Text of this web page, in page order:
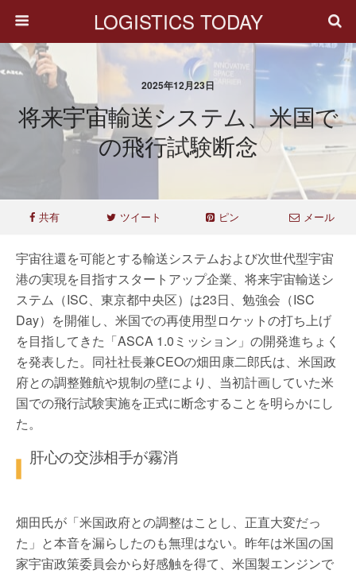
LOGISTICS TODAY
2025年12月23日
将来宇宙輸送システム、米国で
の飛行試験断念
共有 ツイート ピン メール
宇宙往還を可能とする輸送システムおよび次世代型宇宙
港の実現を目指すスタートアップ企業、将来宇宙輸送シ
ステム（ISC、東京都中央区）は23日、勉強会（ISC
Day）を開催し、米国での再使用型ロケットの打ち上げ
を目指してきた「ASCA 1.0ミッション」の開発進ちょく
を発表した。同社社長兼CEOの畑田康二郎氏は、米国政
府との調整難航や規制の壁により、当初計画していた米
国での飛行試験実施を正式に断念することを明らかにし
た。
肝心の交渉相手が霧消
畑田氏が「米国政府との調整はことし、正直大変だっ
た」と本音を漏らしたのも無理はない。昨年は米国の国
家宇宙政策委員会から好感触を得て、米国製エンジンで